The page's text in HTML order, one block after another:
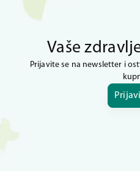
Vaše
Prijavite se na newsletter i